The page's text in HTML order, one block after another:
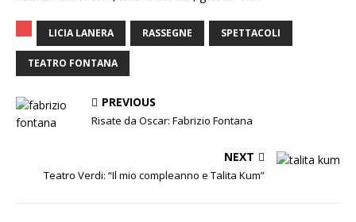
LICIA LANERA RASSEGNE SPETTACOLI
TEATRO FONTANA
PREVIOUS
Risate da Oscar: Fabrizio Fontana
NEXT
Teatro Verdi: “Il mio compleanno e Talita Kum”